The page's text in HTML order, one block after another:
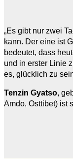
„Es gibt nur zwei
kann. Der eine ist
bedeutet, dass
und in erster Linie
es, glücklich zu
Tenzin Gyatso,
Amdo, Osttibet) ist